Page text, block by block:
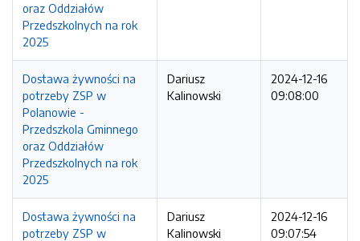
oraz Oddziałów
Przedszkolnych na rok
2025
Dostawa żywności na
potrzeby ZSP w
Polanowie -
Przedszkola Gminnego
oraz Oddziałów
Przedszkolnych na rok
2025
Dariusz
Kalinowski
2024-12-16
09:08:00
Dostawa żywności na
potrzeby ZSP w
Dariusz
Kalinowski
2024-12-16
09:07:54